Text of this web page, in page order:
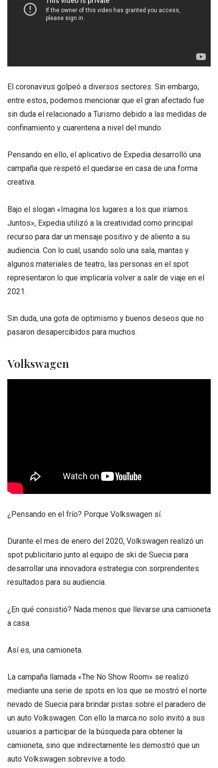
El coronavirus golpeó a diversos sectores. Sin embargo,
entre estos, podemos mencionar que el gran afectado fue
sin duda el relacionado a Turismo debido a las medidas de
confinamiento y cuarentena a nivel del mundo.
Pensando en ello, el aplicativo de Expedia desarrolló una
campaña que respetó el quedarse en casa de una forma
creativa.
Bajo el slogan «Imagina los lugares a los que iríamos.
Juntos», Expedia utilizó a la creatividad como principal
recurso para dar un mensaje positivo y de aliento a su
audiencia. Con lo cual, usando solo una sala, mantas y
algunos materiales de teatro, las personas en el spot
representaron lo que implicaría volver a salir de viaje en el
2021.
Sin duda, una gota de optimismo y buenos deseos que no
pasaron desapercibidos para muchos.
Volkswagen
¿Pensando en el frío? Porque Volkswagen sí.
Durante el mes de enero del 2020, Volkswagen realizó un
spot publicitario junto al equipo de ski de Suecia para
desarrollar una innovadora estrategia con sorprendentes
resultados para su audiencia.
¿En qué consistió? Nada menos que llevarse una camioneta
a casa.
Así es, una camioneta.
La campaña llamada «The No Show Room» se realizó
mediante una serie de spots en los que se mostró el norte
nevado de Suecia para brindar pistas sobre el paradero de
un auto Volkswagen. Con ello la marca no solo invitó a sus
usuarios a participar de la búsqueda para obtener la
camioneta, sino que indirectamente les demostró que un
auto Volkswagen sobrevive a todo.